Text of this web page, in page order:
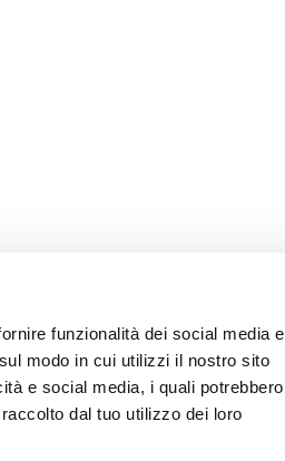
funzionalità dei social media e
modo in cui utilizzi il nostro sito
e social media, i quali potrebbero
dal tuo utilizzo dei loro